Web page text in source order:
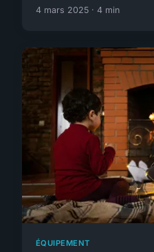
4 mars 2025 · 4 min
ÉQUIPEMENT